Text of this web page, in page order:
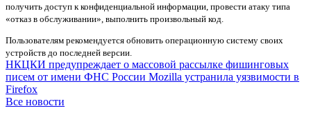
получить доступ к конфиденциальной информации, провести атаку типа
«отказ в обслуживании», выполнить произвольный код.
Пользователям рекомендуется обновить операционную систему своих
устройств до последней версии.
НКЦКИ предупреждает о массовой рассылке фишинговых
писем от имени ФНС России Mozilla устранила уязвимости в
Firefox
Все новости